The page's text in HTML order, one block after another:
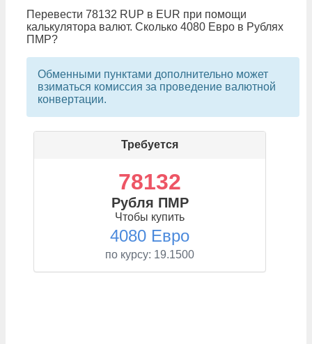
Перевести 78132 RUP в EUR при помощи
калькулятора валют. Сколько 4080 Евро в Рублях
ПМР?
Обменными пунктами дополнительно может
взиматься комиссия за проведение валютной
конвертации.
Требуется
78132
Рубля ПМР
Чтобы купить
4080 Евро
по курсу: 19.1500